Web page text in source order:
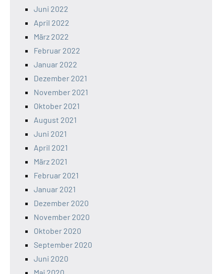
Juni 2022
April 2022
März 2022
Februar 2022
Januar 2022
Dezember 2021
November 2021
Oktober 2021
August 2021
Juni 2021
April 2021
März 2021
Februar 2021
Januar 2021
Dezember 2020
November 2020
Oktober 2020
September 2020
Juni 2020
Mai 2020